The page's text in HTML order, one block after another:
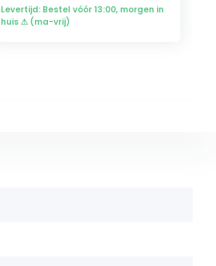
Levertijd: Bestel vóór 13:00, morgen in
huis ⚠ (ma-vrij)